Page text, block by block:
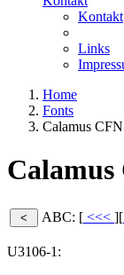
Kontakt
Links
Home
Fonts
Calamus
Calamus
ABC: [ <<< ][
U3106-1: